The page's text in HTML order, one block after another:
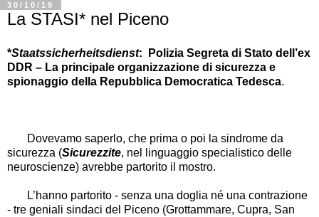
30/10/19
La STASI* nel Piceno
*Staatssicherheitsdienst: Polizia Segreta di Stato dell ’ex
DDR – La principale organizzazione di sicurezza e
spionaggio della Repubblica Democratica Tedesca.
Dovevamo saperlo, che prima o poi la sindrome da
sicurezza (Sicurezzite, nel linguaggio specialistico delle
neuroscienze) avrebbe partorito il mostro.
L’hanno partorito - senza una doglia né una contrazione
- tre geniali sindaci del Piceno (Grottammare, Cupra, San